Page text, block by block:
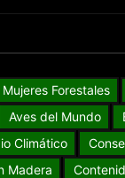
Mujeres Forestales
Aves del Mundo
Climático
Madera